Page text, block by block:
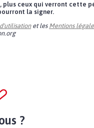
plus ceux qui verront cette
la signer.
et les Mentions
?